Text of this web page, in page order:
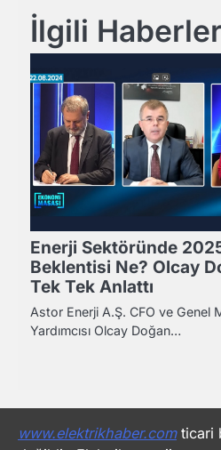
İlgili Haberler
Enerji Sektöründe
Beklentisi Ne? Olcay
Tek Tek Anlattı
Astor Enerji A.Ş. CFO ve Genel
Yardımcısı Olcay Doğan…
www.elektrikhaber.comticari